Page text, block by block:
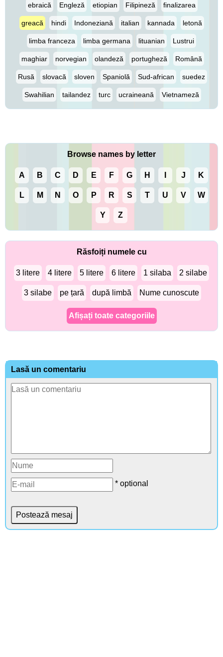
ebraică Engleză etiopian Filipineză finalizarea
greacă hindi Indoneziană italian kannada letonă
limba franceza limba germana lituanian Lustrui
maghiar norvegian olandeză portugheză Română
Rusă slovacă sloven Spaniolă Sud-african suedez
Swahilian tailandez turc ucraineană Vietnameză
Browse names by letter
A B C D E F G H J K
L M N O P R S T U V W
Y Z
Răsfoiți numele cu
3 litere 4 litere 5 litere 6 litere 1 silaba 2 silabe
3 silabe pe țară după limbă Nume cunoscute
Afișați toate categoriile
Lasă un comentariu
* optional